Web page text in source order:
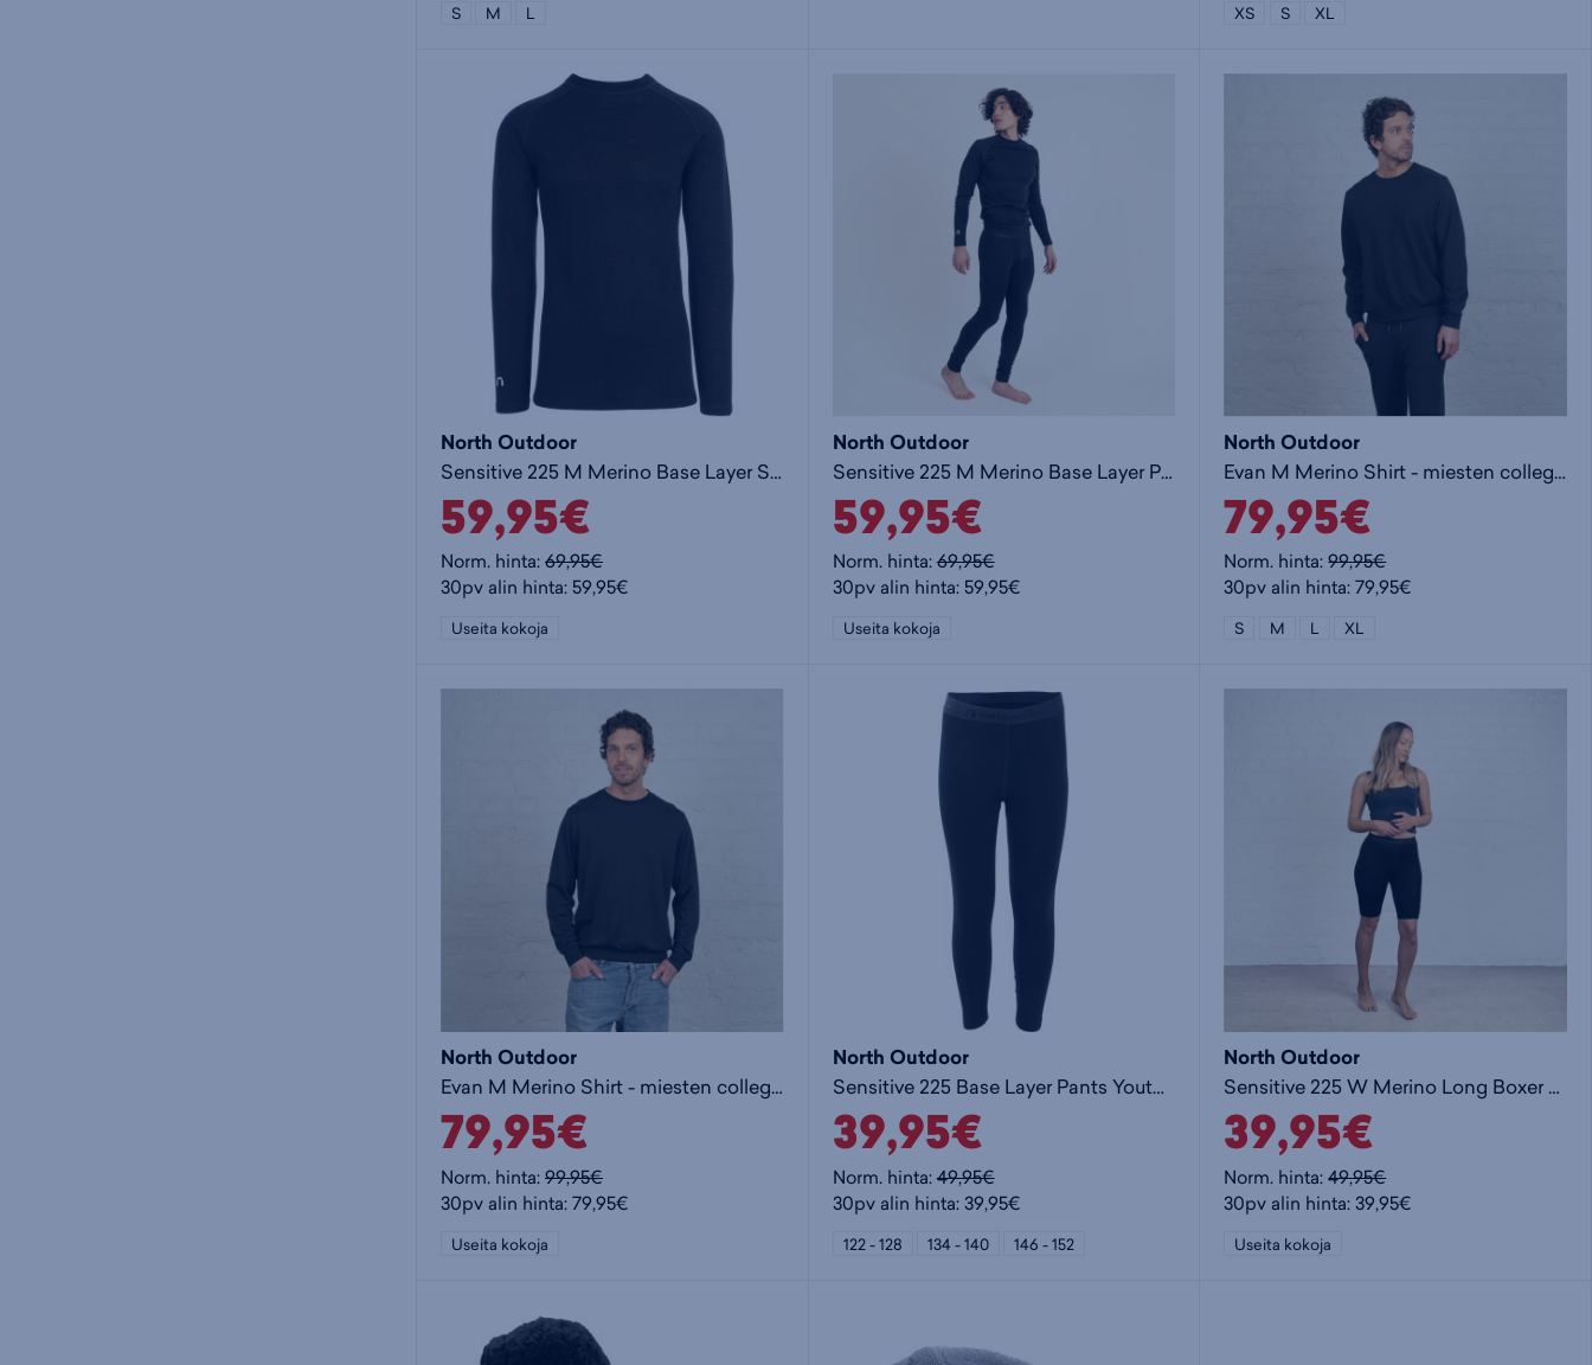
S M L XS S XL
North Outdoor
Sensitive 225 M Merino Base Layer Shirt - miesten aluspaita
59,95€
Norm. hinta:69,95€
30pv alin hinta: 59,95€
Useita kokoja
North Outdoor
Sensitive 225 M Merino Base Layer Pants - miesten alushousut
59,95€
Norm. hinta:69,95€
30pv alin hinta: 59,95€
Useita kokoja
North Outdoor
Evan M Merino Shirt - miesten collegepaita
79,95€
Norm. hinta:99,95€
30pv alin hinta: 79,95€
S M L XL
North Outdoor
Evan M Merino Shirt - miesten collegepaita
79,95€
Norm. hinta:99,95€
30pv alin hinta: 79,95€
Useita kokoja
North Outdoor
Sensitive 225 Base Layer Pants Youth - lasten alushousut
39,95€
Norm. hinta:49,95€
30pv alin hinta: 39,95€
122 - 128 134 - 140 146 - 152
North Outdoor
Sensitive 225 W Merino Long Boxer - naisten bokserit
39,95€
Norm. hinta:49,95€
30pv alin hinta: 39,95€
Useita kokoja